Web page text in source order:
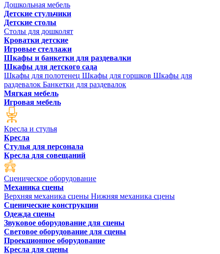
Дошкольная мебель
Детские стульчики
Детские столы
Столы для дошколят
Кроватки детские
Игровые стеллажи
Шкафы и банкетки для раздевалки
Шкафы для детского сада
Шкафы для полотенец Шкафы для горшков Шкафы для
раздевалок Банкетки для раздевалок
Мягкая мебель
Игровая мебель
Кресла и стулья
Кресла
Стулья для персонала
Кресла для совещаний
Сценическое оборудование
Механика сцены
Верхняя механика сцены Нижняя механика сцены
Сценические конструкции
Одежда сцены
Звуковое оборудование для сцены
Световое оборудование для сцены
Проекционное оборудование
Кресла для сцены